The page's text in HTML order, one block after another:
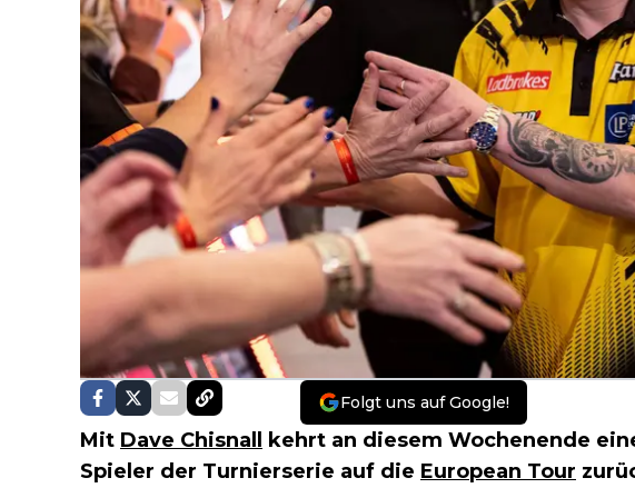
Folgt uns auf Google!
Mit Dave Chisnall kehrt an diesem Wochenende
Spieler der Turnierserie auf die European Tour